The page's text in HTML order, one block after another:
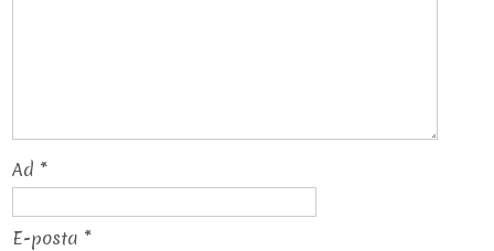
Ad *
E-posta *